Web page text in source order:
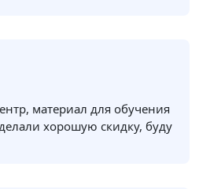
материал для обучения
хорошую скидку, буду